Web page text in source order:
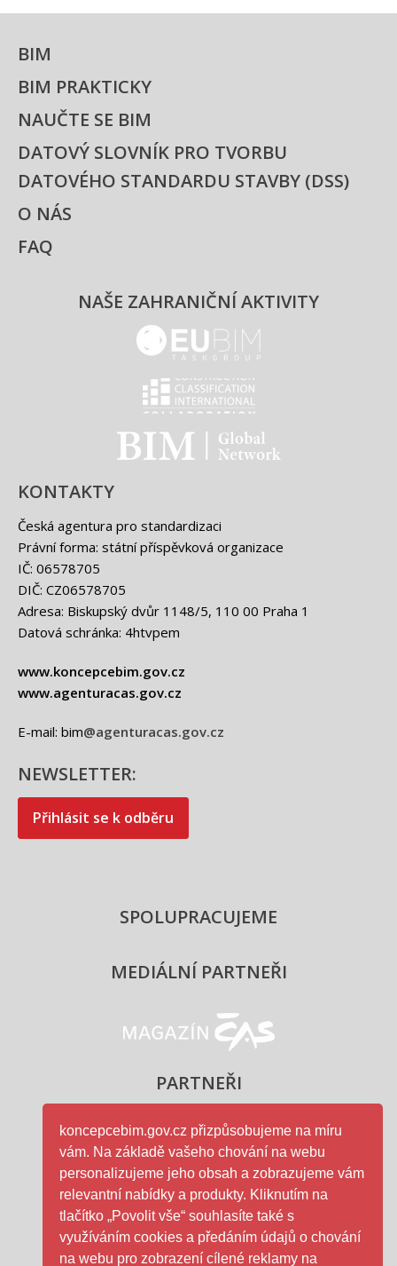
KONTAKTY
Česká agentura pro standardizaci
Právní forma: státní příspěvková organizace
IČ: 06578705
DIČ: CZ06578705
Adresa: Biskupský dvůr 1148/5, 110 00 Praha 1
Datová schránka: 4htvpem
www.koncepcebim.gov.cz
www.agenturacas.gov.cz
E-mail: bim@agenturacas.gov.cz
NEWSLETTER:
Přihlásit se k odběru
BIM
BIM PRAKTICKY
NAUČTE SE BIM
DATOVÝ SLOVNÍK PRO TVORBU
DATOVÉHO STANDARDU STAVBY (DSS)
O NÁS
FAQ
NAŠE ZAHRANIČNÍ AKTIVITY
EUBIM - logo
Classification international -
BIM - logo
SPOLUPRACUJEME
MEDIÁLNÍ PARTNEŘI
Magazín ČAS - logo
PARTNEŘI
Ministerstvo průmyslu a
koncepcebim.gov.cz přizpůsobujeme na míru
vám. Na základě vašeho chování na webu
personalizujeme jeho obsah a zobrazujeme vám
relevantní nabídky a produkty. Kliknutím na
tlačítko „Povolit vše“ souhlasíte také s
využíváním cookies a předáním údajů o chování
na webu pro zobrazení cílené reklamy na